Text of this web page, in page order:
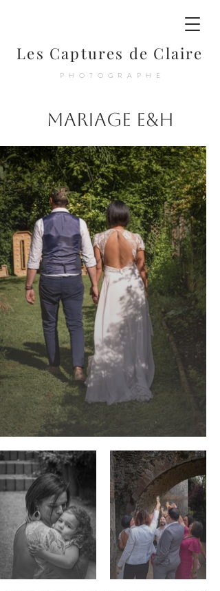
Les Captures de Claire
PHOTOGRAPHE
Mariage E&H